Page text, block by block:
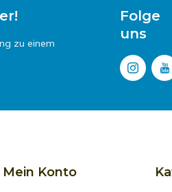
zu einem
Folge
uns
Mein Konto